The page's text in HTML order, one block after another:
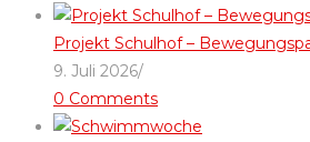
Projekt Schulhof –
9. Juli 2026/
0 Comments